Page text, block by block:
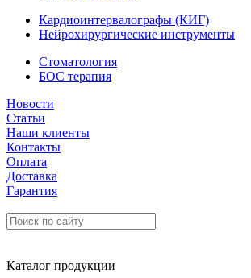
Кардиоинтервалографы (КИГ)
Нейрохирургические инструменты
Стоматология
БОС терапия
Новости
Статьи
Наши клиенты
Контакты
Оплата
Доставка
Гарантия
Каталог продукции